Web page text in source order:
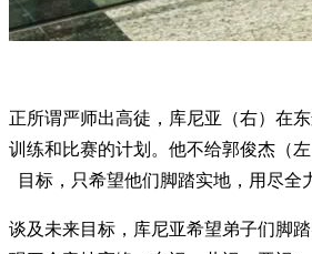
正所谓严师出高徒，库尼亚（右）在
训练和比赛的计划。他不给郭俊杰（
目标，只希望他们脚踏实地，用尽全
谈及未来目标，库尼亚希望弟子们脚